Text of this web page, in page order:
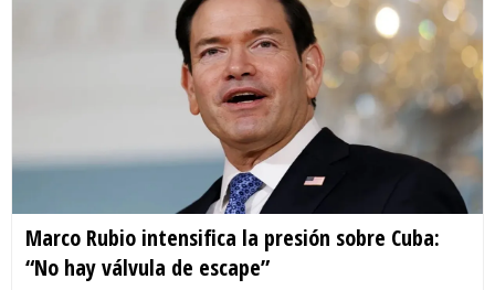
Marco Rubio intensifica la presión sobre Cuba:
“No hay válvula de escape”